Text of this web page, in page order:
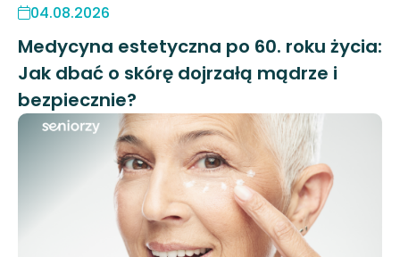
04.08.2026
Medycyna estetyczna po 60. roku życia:
Jak dbać o skórę dojrzałą mądrze i
bezpiecznie?